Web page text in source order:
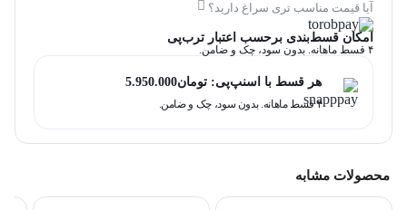
آیا قیمت مناسب تری سراغ دارید؟
امکان قسط‌بندی برحسب اعتبار ترب‌پی
۴ قسط ماهانه. بدون سود، چک و ضامن.
هر قسط با اسنپ‌پی: تومان5.950.000
۴ قسط ماهانه. بدون سود، چک و ضامن.
محصولات مشابه